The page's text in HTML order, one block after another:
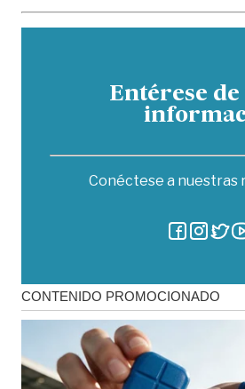
Entérese de
Conéctese a nuestras